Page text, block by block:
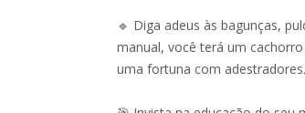
🔹 Diga adeus às bagunças,
manual, você terá um
uma fortuna com adestradores.